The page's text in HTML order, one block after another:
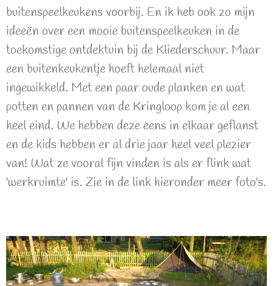
buitenspeelkeukens voorbij. En ik heb ook zo mijn
ideeën over een mooie buitenspeelkeuken in de
toekomstige ontdektuin bij de Kliederschuur. Maar
een buitenkeukentje hoeft helemaal niet
ingewikkeld. Met een paar oude planken en wat
potten en pannen van de Kringloop kom je al een
heel eind. We hebben deze eens in elkaar geflanst
en de kids hebben er al drie jaar heel veel plezier
van! Wat ze vooral fijn vinden is als er flink wat
'werkruimte' is. Zie in de link hieronder meer foto's.